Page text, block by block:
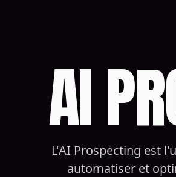
AI
L'AI Prospecting est
automatiser et